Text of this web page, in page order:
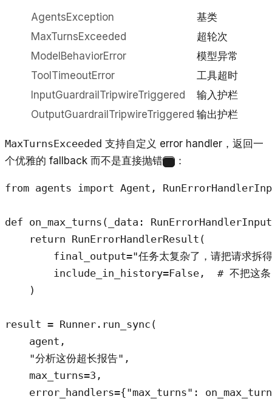
AgentsException
基类
MaxTurnsExceeded
超轮次
ModelBehaviorError
模型异常
ToolTimeoutError
工具超时
InputGuardrailTripwireTriggered
输入护栏
OutputGuardrailTripwireTriggered 输出护栏
MaxTurnsExceeded 支持自定义 error handler，返回一
个优雅的 fallback 而不是直接抛错
：
from agents import Agent,
def on_max_turns(_data:
    return RunErrorHandlerResult(
final_output="任务太复杂了，请把请求拆
include_in_history=False,  # 不把这条
    )
result = Runner.run_sync(
    agent,
    "分析这份超长报告",
    max_turns=3,
error_handlers={"max_turns":